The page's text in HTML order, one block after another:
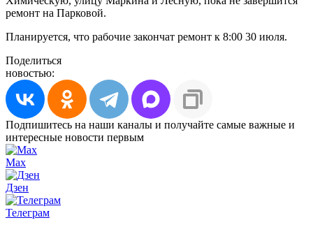
ремонт на Парковой.
Планируется, что рабочие закончат ремонт к 8:00 30 июля.
Поделиться
новостью:
Подпишитесь на наши каналы и получайте самые важные и
интересные новости первым
Max
Дзен
Телеграм